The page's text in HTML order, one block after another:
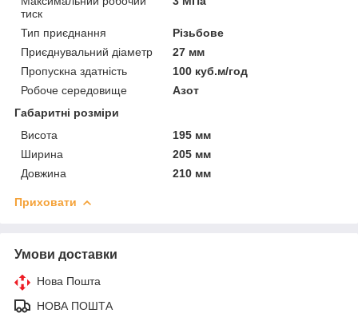
тиск
Тип приєднання
Різьбове
Приєднувальний діаметр
27 мм
Пропускна здатність
100 куб.м/год
Робоче середовище
Азот
Габаритні розміри
Висота
195 мм
Ширина
205 мм
Довжина
210 мм
Приховати
Умови доставки
Нова Пошта
НОВА ПОШТА